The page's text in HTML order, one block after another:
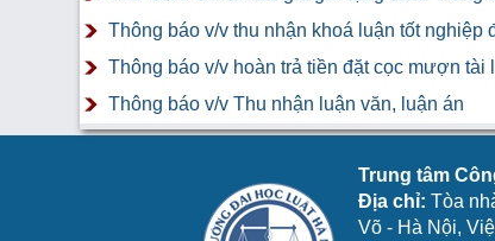
Thông báo v/v thu nhận khoá luận tốt nghiệp
Thông báo v/v hoàn trả tiền đặt cọc mượn
Thông báo v/v Thu nhận luận văn, luận án
Trung tâm
Địa chỉ: Tòa
Võ - Hà Nội,